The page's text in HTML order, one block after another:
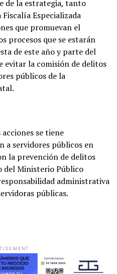
de la estrategia, tanto
Especializada
que promuevan el
procesos que se estarán
de este año y parte del
evitar la comisión de delitos
públicos de la
se tiene
a servidores públicos en
la prevención de delitos
del Ministerio Público
administrativa
públicas.